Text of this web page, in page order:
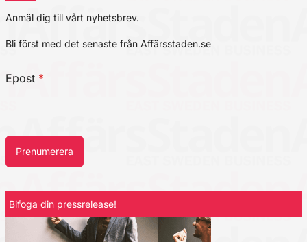
Anmäl dig till vårt nyhetsbrev.
Bli först med det senaste från Affärsstaden.se
Epost *
Prenumerera
Bifoga din pressrelease!